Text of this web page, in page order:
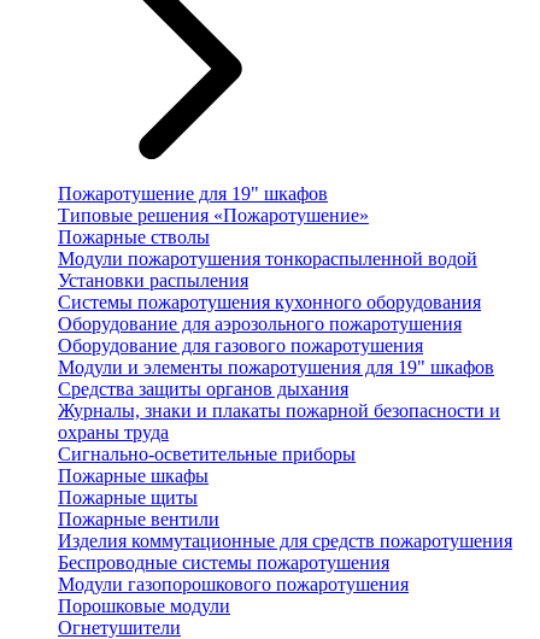
Пожаротушение для 19" шкафов
Типовые решения «Пожаротушение»
Пожарные стволы
Модули пожаротушения тонкораспыленной водой
Установки распыления
Системы пожаротушения кухонного оборудования
Оборудование для аэрозольного пожаротушения
Оборудование для газового пожаротушения
Модули и элементы пожаротушения для 19" шкафов
Средства защиты органов дыхания
Журналы, знаки и плакаты пожарной безопасности и
охраны труда
Сигнально-осветительные приборы
Пожарные шкафы
Пожарные щиты
Пожарные вентили
Изделия коммутационные для средств пожаротушения
Беспроводные системы пожаротушения
Модули газопорошкового пожаротушения
Порошковые модули
Огнетушители